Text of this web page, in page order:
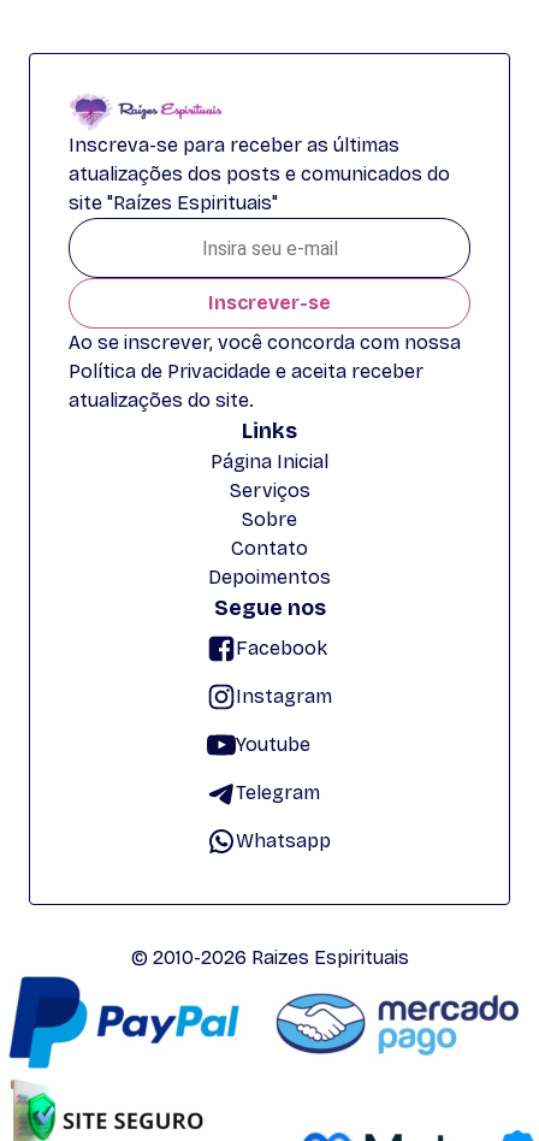
Inscreva-se para receber as últimas
atualizações dos posts e comunicados do
site "Raízes Espirituais"
Inscrever-se
Ao se inscrever, você concorda com nossa
Política de Privacidade e aceita receber
atualizações do site.
Links
Página Inicial
Serviços
Sobre
Contato
Depoimentos
Segue nos
Facebook
Instagram
Youtube
Telegram
Whatsapp
© 2010-2026 Raizes Espirituais